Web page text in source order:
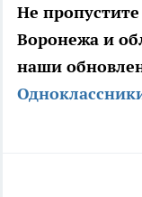
Не
Воронежа и
наши